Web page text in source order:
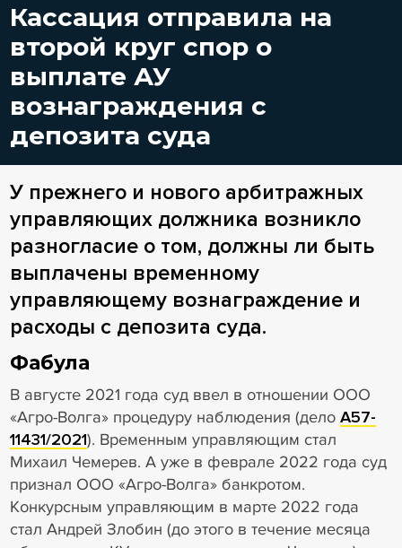
Кассация отправила на
второй круг спор о
выплате АУ
вознаграждения с
депозита суда
У прежнего и нового арбитражных
управляющих должника возникло
разногласие о том, должны ли быть
выплачены временному
управляющему вознаграждение и
расходы с депозита суда.
Фабула
В августе 2021 года суд ввел в отношении ООО
«Агро-Волга» процедуру наблюдения (дело А57-
11431/2021). Временным управляющим стал
Михаил Чемерев. А уже в феврале 2022 года суд
признал ООО «Агро-Волга» банкротом.
Конкурсным управляющим в марте 2022 года
стал Андрей Злобин (до этого в течение месяца